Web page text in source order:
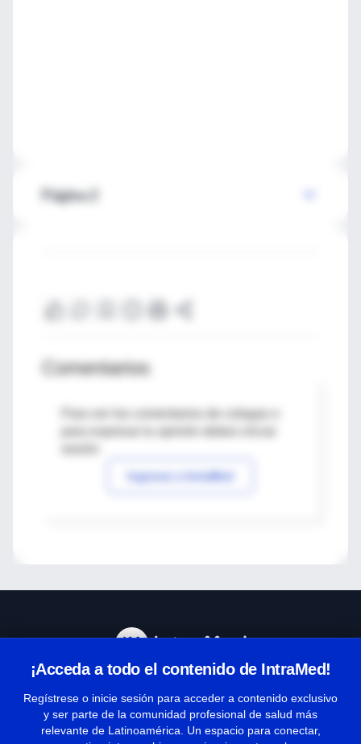
Página 2
Comentarios
Para ver los comentarios de colegas o
Ingresar a IntraMed
¡Acceda a todo el contenido de IntraMed!
Regístrese o inicie sesión para acceder a contenido exclusivo
y ser parte de la comunidad profesional de salud más
relevante de Latinoamérica. Un espacio para conectar,
Términos y condiciones